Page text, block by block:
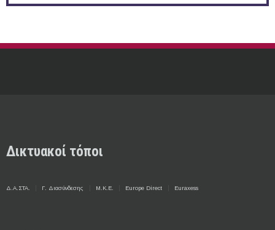
Δικτυακοί τόποι
Δ.Α.ΣΤΑ. Γ. Διασύνδεσης Μ.Κ.Ε. Europe Direct Euraxess